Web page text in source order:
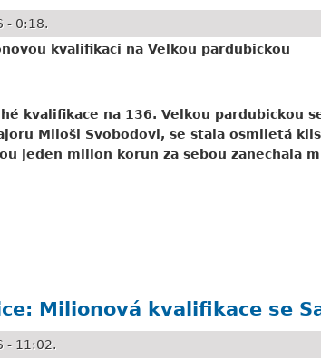
- 0:18.
kvalifikaci na Velkou pardubickou
kvalifikace na 136. Velkou pardubickou
Miloši Svobodovi, se stala osmiletá
jeden milion korun za sebou zanechala
Milionová kvalifikace se
- 11:02.